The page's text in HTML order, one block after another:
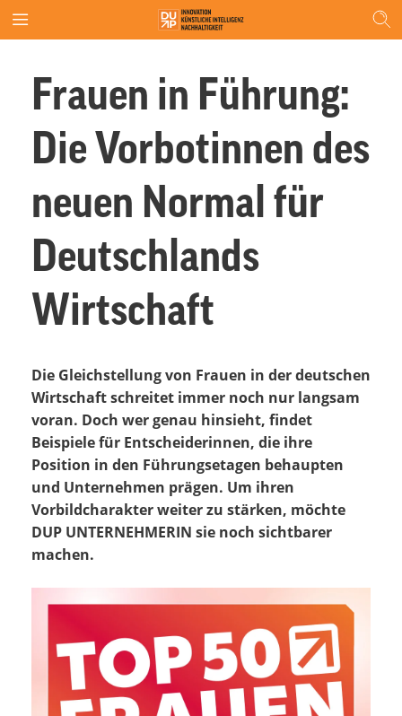
Frauen in Führung:
Die Vorbotinnen des
neuen Normal für
Deutschlands
Wirtschaft
Die Gleichstellung von Frauen in der deutschen
Wirtschaft schreitet immer noch nur langsam
voran. Doch wer genau hinsieht, findet
Beispiele für Entscheiderinnen, die ihre
Position in den Führungsetagen behaupten
und Unternehmen prägen. Um ihren
Vorbildcharakter weiter zu stärken, möchte
DUP UNTERNEHMERIN sie noch sichtbarer
machen.